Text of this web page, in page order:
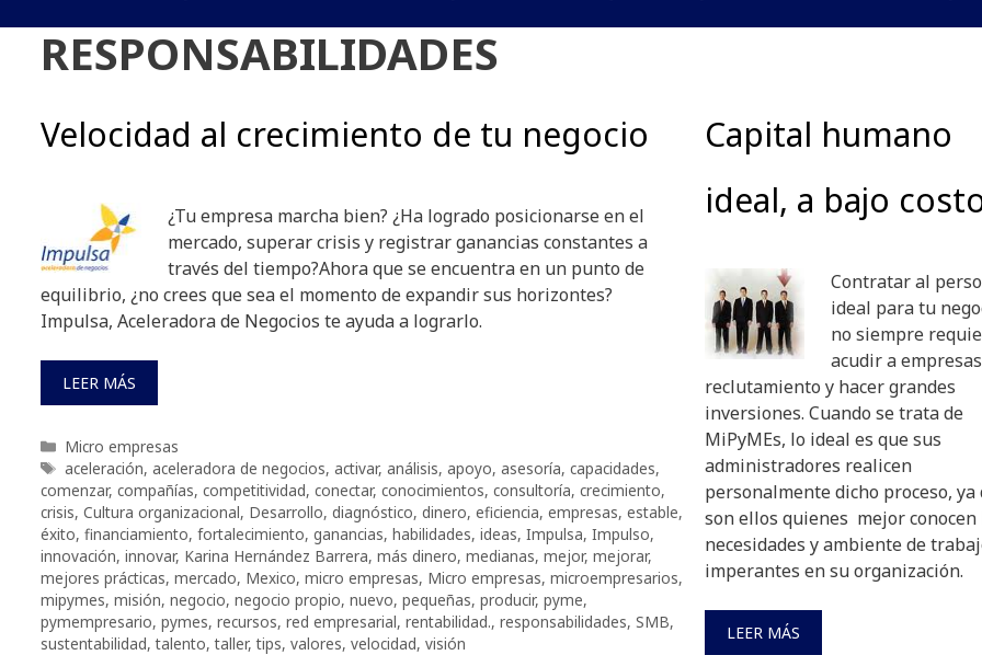
RESPONSABILIDADES
Velocidad al crecimiento de tu negocio
¿Tu empresa marcha bien? ¿Ha logrado posicionarse en el
mercado, superar crisis y registrar ganancias constantes a
través del tiempo?Ahora que se encuentra en un punto de
equilibrio, ¿no crees que sea el momento de expandir sus horizontes?
Impulsa, Aceleradora de Negocios te ayuda a lograrlo.
LEER MÁS
Categorías
Micro empresas
Etiquetas
aceleración, aceleradora de negocios, activar, análisis, apoyo, asesoría, capacidades,
comenzar, compañías, competitividad, conectar, conocimientos, consultoría, crecimiento,
crisis, Cultura organizacional, Desarrollo, diagnóstico, dinero, eficiencia, empresas, estable,
éxito, financiamiento, fortalecimiento, ganancias, habilidades, ideas, Impulsa, Impulso,
innovación, innovar, Karina Hernández Barrera, más dinero, medianas, mejor, mejorar,
mejores prácticas, mercado, Mexico, micro empresas, Micro empresas, microempresarios,
mipymes, misión, negocio, negocio propio, nuevo, pequeñas, producir, pyme,
pymempresario, pymes, recursos, red empresarial, rentabilidad., responsabilidades, SMB,
sustentabilidad,talento,taller,tips, valores, velocidad, visión
Capital humano
ideal, a bajo
Contratar al
ideal para tu
no siempre
acudir a
reclutamiento y hacer grandes
inversiones. Cuando se trata de
MiPyMEs, lo ideal es que sus
administradores realicen
personalmente dicho proceso, ya
son ellos quienes mejor conocen
necesidades y ambiente de
imperantes en su organización.
LEER MÁS